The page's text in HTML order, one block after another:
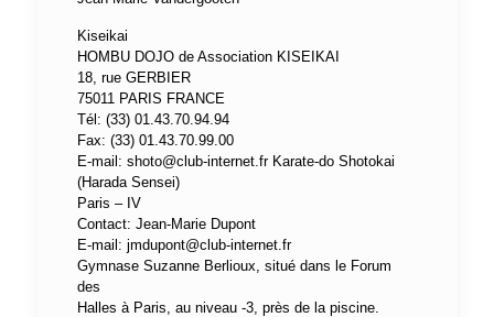
Kiseikai
HOMBU DOJO de Association KISEIKAI
18, rue GERBIER
75011 PARIS FRANCE
Tél: (33) 01.43.70.94.94
Fax: (33) 01.43.70.99.00
E-mail: shoto@club-internet.frKarate-do Shotokai
(Harada Sensei)
Paris – IV
Contact: Jean-Marie Dupont
E-mail: jmdupont@club-internet.fr
Gymnase Suzanne Berlioux, situé dans le Forum
des
Halles à Paris, au niveau -3, près de la piscine.